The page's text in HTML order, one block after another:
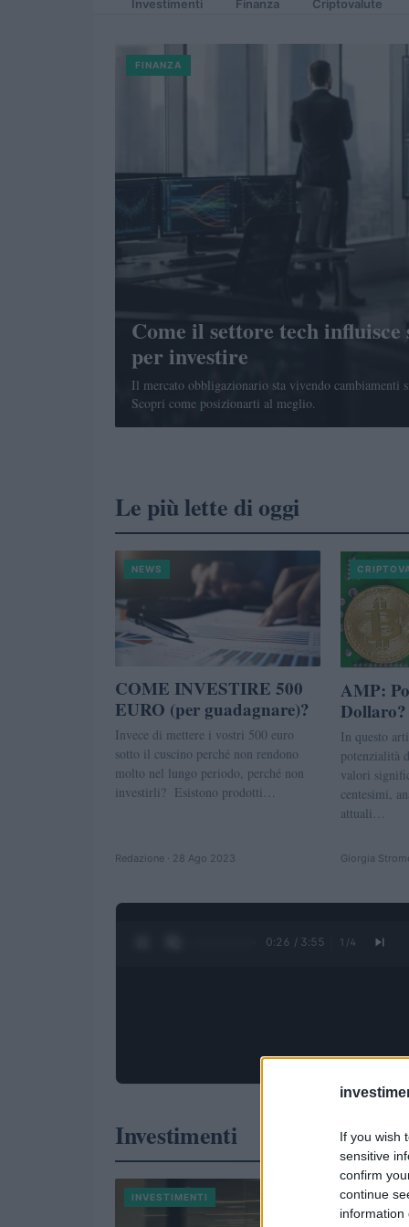
If you wish
sensitive
confirm
continue
information
Investimenti Finanza Criptovalute
FINANZA
Come il settore tech
per investire
Il mercato obbligazionario sta vivendo cambiamenti
Scopri come posizionarti al meglio.
Le più lette di oggi
NEWS
COME INVESTIRE 500
EURO (per guadagnare)?
Invece di mettere i vostri 500 euro
sotto il cuscino perché non rendono
molto nel lungo periodo, perché non
investirli? Esistono prodotti…
Redazione · 28 Ago 2023
AMP:
Dollaro?
In questo
potenzialità
valori
centesimi,
attuali…
Giorgia
0:27 / 3:55 1 /4
Investimenti
INVESTIMENTI